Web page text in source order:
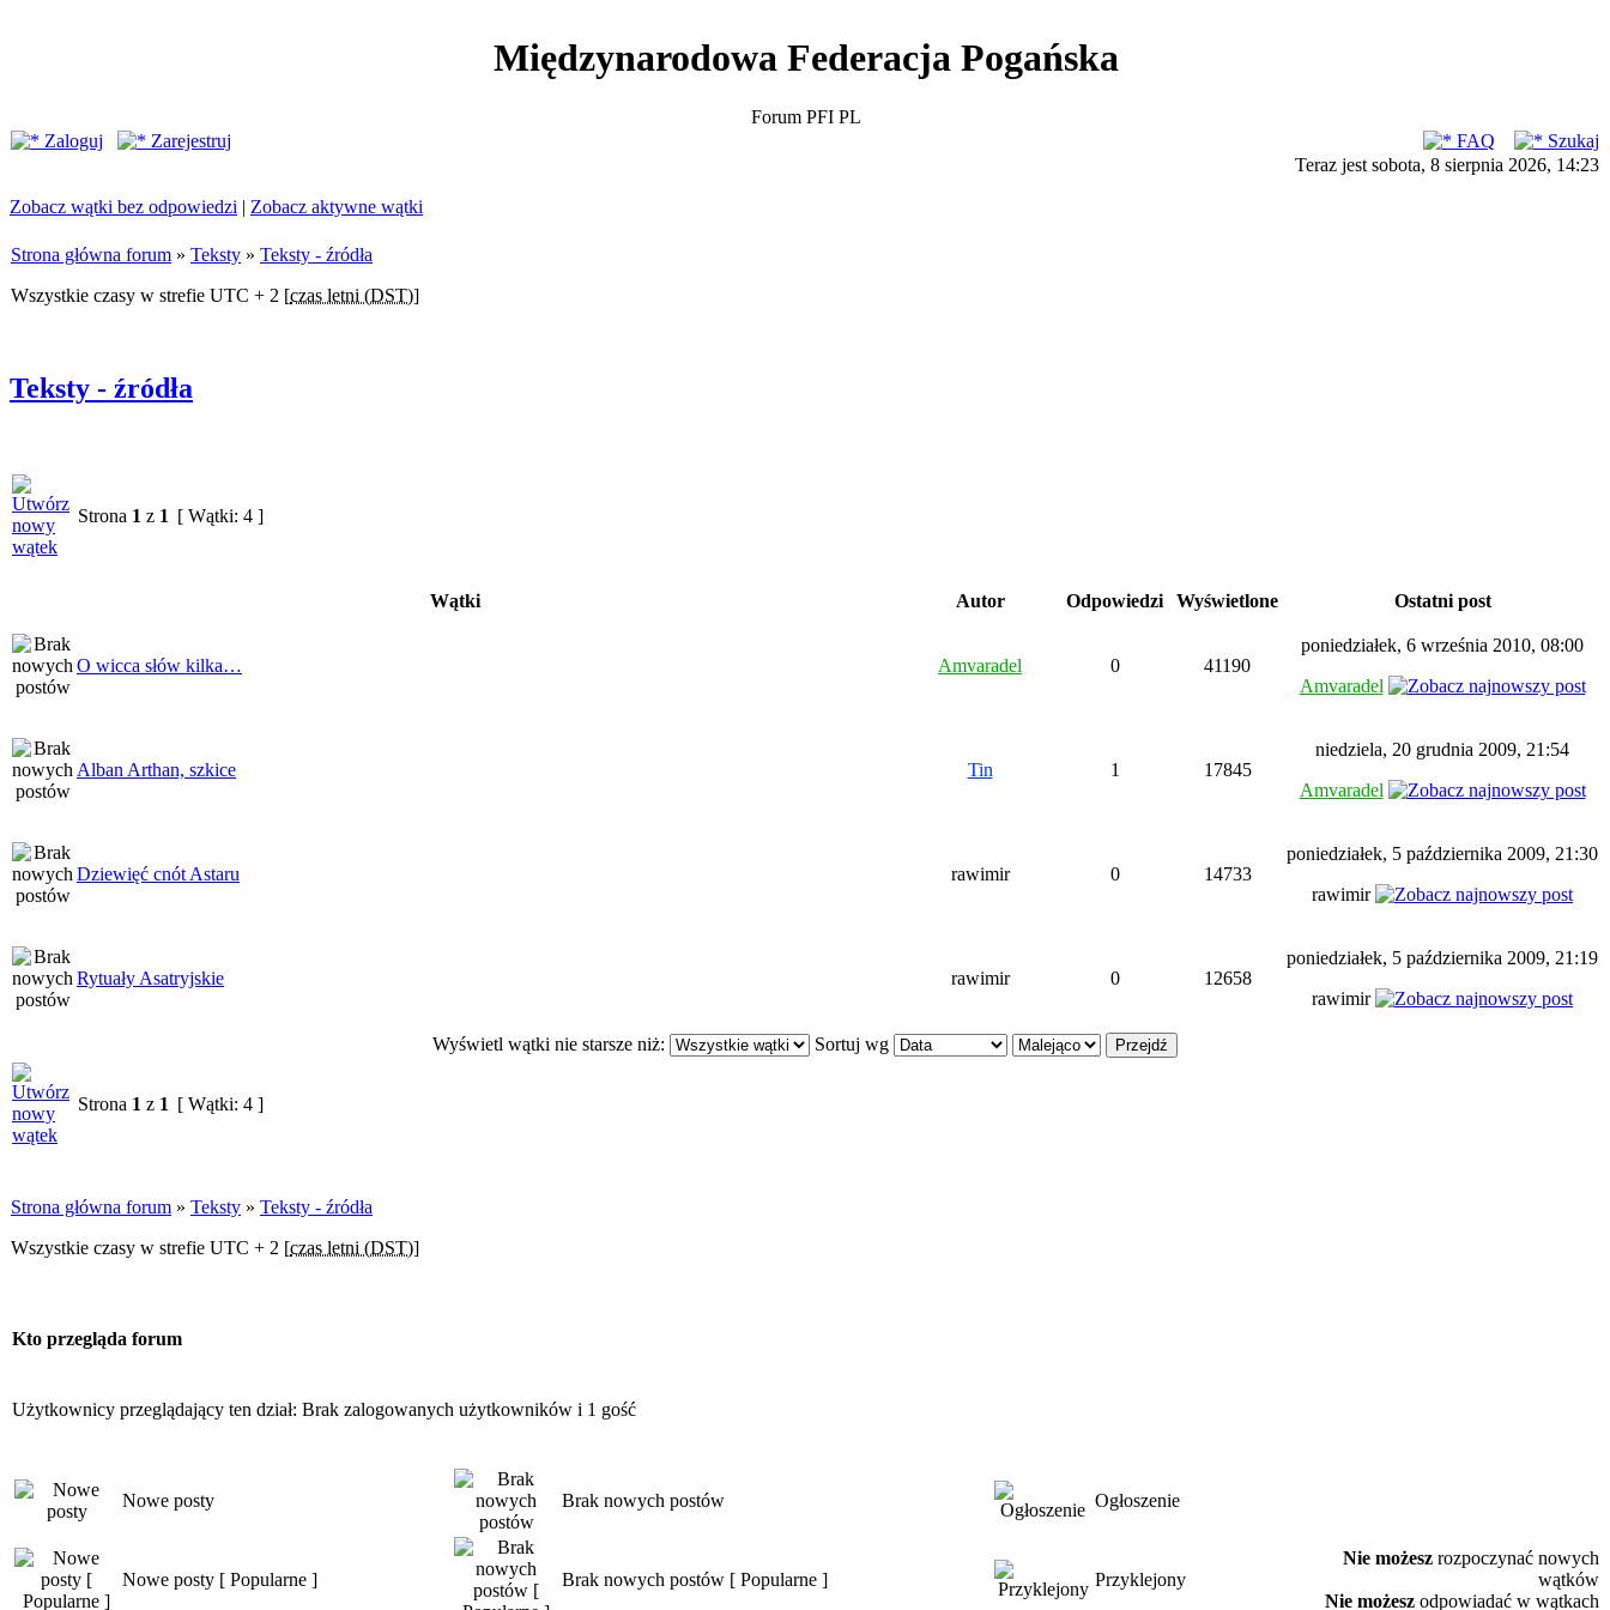
Międzynarodowa Federacja Pogańska
Forum PFI PL
Zaloguj
Zarejestruj FAQ
Szukaj
Teraz jest sobota, 8 sierpnia 2026, 14:23
Zobacz wątki bez odpowiedzi | Zobacz aktywne wątki
Strona główna forum » Teksty » Teksty - źródła
Wszystkie czasy w strefie UTC + 2 [czas letni (DST)]
Teksty - źródła
Strona 1 z 1 [ Wątki: 4 ]
Wątki Autor Odpowiedzi Wyświetlone Ostatni post
O wicca słów kilka… Amvaradel 0 41190
poniedziałek, 6 września 2010, 08:00
Amvaradel
Alban Arthan, szkice Tin 1 17845
niedziela, 20 grudnia 2009, 21:54
Amvaradel
Dziewięć cnót Astaru rawimir 0 14733
poniedziałek, 5 października 2009, 21:30
rawimir
Rytuały Asatryjskie rawimir 0 12658
poniedziałek, 5 października 2009, 21:19
rawimir
Wyświetl wątki nie starsze niż: Sortuj wg
Strona 1 z 1 [ Wątki: 4 ]
Strona główna forum » Teksty » Teksty - źródła
Wszystkie czasy w strefie UTC + 2 [czas letni (DST)]
Kto przegląda forum
Użytkownicy przeglądający ten dział: Brak zalogowanych użytkowników i 1 gość
Nowe posty Brak nowych postów Ogłoszenie
Nowe posty [ Popularne ] Brak nowych postów [ Popularne ] Przyklejony
Nie możesz rozpoczynać nowych
wątków
Nie możesz odpowiadać w wątkach